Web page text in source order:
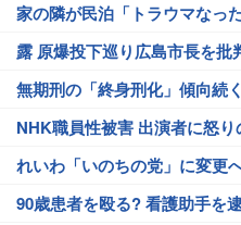
家の隣が民泊「トラウマなった
露 原爆投下巡り広島市長を批
無期刑の「終身刑化」傾向続く
NHK職員性被害 出演者に怒り
れいわ「いのちの党」に変更
90歳患者を殴る? 看護助手を